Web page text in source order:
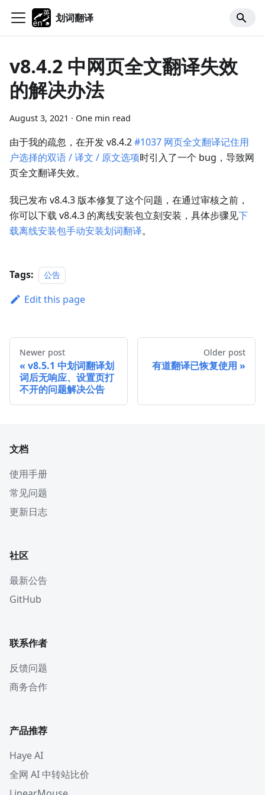
划词翻译
v8.4.2 中网页全文翻译失效
的解决办法
August 3, 2021 · One min read
由于我的疏忽，在开发 v8.4.2#1037 网页全文翻译记住用
户选择的双语 / 译文 / 原文选项时引入了一个 bug，导致网
页全文翻译失效。
我已发布 v8.4.3 版本修复了这个问题，在通过审核之前，
你可以下载 v8.4.3 的离线安装包立刻安装，具体步骤见下
载离线安装包手动安装划词翻译。
Tags: 公告
Edit this page
Newer post
v8.5.1 中划词翻译划
词后无响应、设置页打
不开的问题解决公告
Older post
有道翻译已恢复使用
文档
使用手册
常见问题
更新日志
社区
最新公告
GitHub
联系作者
反馈问题
商务合作
产品推荐
Haye AI
全网 AI 中转站比价